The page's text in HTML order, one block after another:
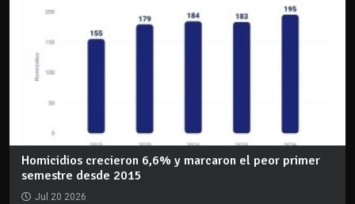
Homicidios crecieron 6,6% y marcaron el peor primer
semestre desde 2015
Jul 20 2026